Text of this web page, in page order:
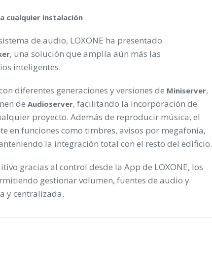
cualquier instalación
de audio, LOXONE ha presentado
, una solución que amplía aún más las
inteligentes.
diferentes generaciones y versiones de Miniserver,
de Audioserver, facilitando la incorporación de
proyecto. Además de reproducir música, el
en funciones como timbres, avisos por megafonía,
la integración total con el resto del edificio.
gracias al control desde la App de LOXONE, los
gestionar volumen, fuentes de audio y
y centralizada.